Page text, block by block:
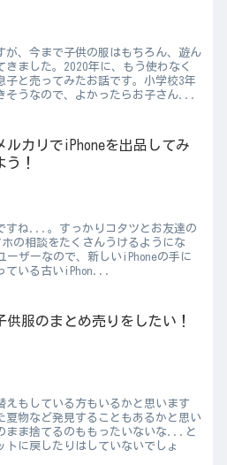
が、今まで子供の服はもちろん、遊ん
ました。2020年に、もう使わなく
子と売ってみたお話です。小学校3年
そうなので、よかったらお子さん...
ルカリでiPhoneを出品してみ
う！
すね...。すっかりコタツとお友達の
の相談をたくさんうけるようにな
ーザーなので、新しいiPhoneの手に
ている古いiPhon...
供服のまとめ売りをしたい！
えもしている方もいるかと思います
夏物など発見することもあるかと思い
まま捨てるのももったいないな...と
トに戻したりはしていないでしょ